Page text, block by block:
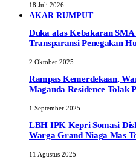
18 Juli 2026
AKAR RUMPUT
Duka atas Kebakaran
Transparansi Penegakan
2 Oktober 2025
Rampas Kemerdekaan,
Maganda Residence Tolak
1 September 2025
LBH IPK Kepri Somasi
Warga Grand Niaga Mas
11 Agustus 2025